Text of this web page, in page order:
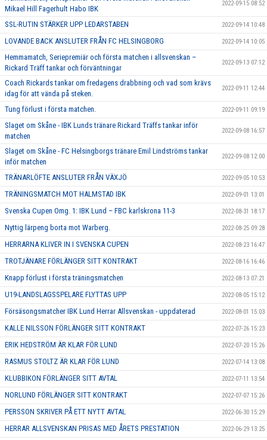
Mikael Hill Fagerhult Habo IBK
2022-09-15 08:52
SSL-RUTIN STÄRKER UPP LEDARSTABEN 2022-09-14 10:48
LOVANDE BACK ANSLUTER FRÅN FC HELSINGBORG 2022-09-14 10:05
Hemmamatch, Seriepremiär och första matchen i allsvenskan –
Rickard Träff tankar och förväntningar
2022-09-13 07:12
Coach Rickards tankar om fredagens drabbning och vad som krävs
idag för att vända på steken.
2022-09-11 12:44
Tung förlust i första matchen. 2022-09-11 09:19
Slaget om Skåne - IBK Lunds tränare Rickard Träffs tankar inför
matchen
2022-09-08 16:57
Slaget om Skåne - FC Helsingborgs tränare Emil Lindströms tankar
inför matchen
2022-09-08 12:00
TRÄNARLÖFTE ANSLUTER FRÅN VÄXJÖ 2022-09-05 10:53
TRÄNINGSMATCH MOT HALMSTAD IBK 2022-09-01 13:01
Svenska Cupen Omg. 1: IBK Lund – FBC karlskrona 11-3 2022-08-31 18:17
Nyttig lärpeng borta mot Warberg. 2022-08-25 09:28
HERRARNA KLIVER IN I SVENSKA CUPEN 2022-08-23 16:47
TROTJÄNARE FÖRLÄNGER SITT KONTRAKT 2022-08-16 16:46
Knapp förlust i första träningsmatchen 2022-08-13 07:21
U19-LANDSLAGSSPELARE FLYTTAS UPP 2022-08-05 15:12
Försäsongsmatcher IBK Lund Herrar Allsvenskan - uppdaterad 2022-08-01 15:03
KALLE NILSSON FÖRLÄNGER SITT KONTRAKT 2022-07-26 15:23
ERIK HEDSTRÖM ÄR KLAR FÖR LUND 2022-07-20 15:26
RASMUS STOLTZ ÄR KLAR FÖR LUND 2022-07-14 13:08
KLUBBIKON FÖRLÄNGER SITT AVTAL 2022-07-11 13:54
NORLUND FÖRLÄNGER SITT KONTRAKT 2022-07-07 15:26
PERSSON SKRIVER PÅ ETT NYTT AVTAL 2022-06-30 15:29
HERRAR ALLSVENSKAN PRISAS MED ÅRETS PRESTATION 2022-06-29 13:25